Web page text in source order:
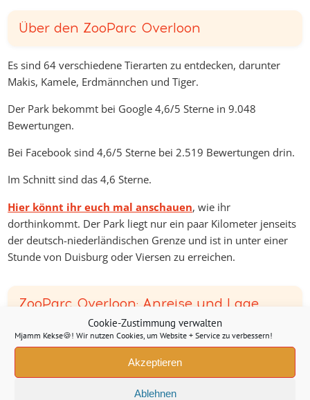
Cookie-Zustimmung verwalten
Mjamm Kekse🍪! Wir nutzen Cookies, um Website + Service zu verbessern!
Akzeptieren
Ablehnen
Über den ZooParc Overloon
Es sind 64 verschiedene Tierarten zu entdecken, darunter
Makis, Kamele, Erdmännchen und Tiger.
Der Park bekommt bei Google 4,6/5 Sterne in 9.048
Bewertungen.
Bei Facebook sind 4,6/5 Sterne bei 2.519 Bewertungen drin.
Im Schnitt sind das 4,6 Sterne.
Hier könnt ihr euch mal anschauen, wie ihr
dorthinkommt. Der Park liegt nur ein paar Kilometer jenseits
der deutsch-niederländischen Grenze und ist in unter einer
Stunde von Duisburg oder Viersen zu erreichen.
ZooParc Overloon: Anreise und Lage
In der Nähe des Parks findet ihr die holländischen Städte
Nijmegen (mit einer wunderschönen Altstadt) und Venlo
(bekannt für den Kaffeetourismus) – hier lohnt es sich also,
nochmal anzuhalten und den Tag vielleicht bei Frikandel und